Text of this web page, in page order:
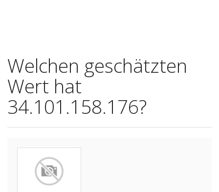
Welchen geschätzten
Wert hat
34.101.158.176?